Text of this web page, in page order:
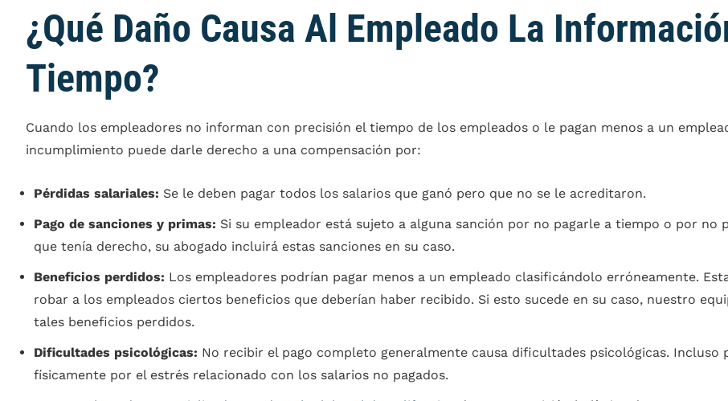
¿Qué Daño Causa Al Empleado La
Tiempo?
Cuando los empleadores no informan con precisión el tiempo de los empleados o le pagan menos a un
incumplimiento puede darle derecho a una compensación por:
Pérdidas salariales: Se le deben pagar todos los salarios que ganó pero que no se le acreditaron.
Pago de sanciones y primas: Si su empleador está sujeto a alguna sanción por no pagarle a tiempo o por no
que tenía derecho, su abogado incluirá estas sanciones en su caso.
Beneficios perdidos: Los empleadores podrían pagar menos a un empleado clasificándolo erróneamente.
robar a los empleados ciertos beneficios que deberían haber recibido. Si esto sucede en su caso, nuestro
tales beneficios perdidos.
Dificultades psicológicas: No recibir el pago completo generalmente causa dificultades psicológicas. Incluso
físicamente por el estrés relacionado con los salarios no pagados.